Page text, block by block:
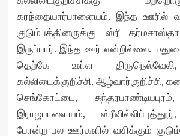
கரந்தையார்பாளையம். இந்த ஊரில்
குடும்பத்தினருக்கு ஸ்ரீ
இருப்பார். இந்த ஊர் என்றில்லை.
தெற்கே உள்ள திருநெல்வேலி,
கல்லிடைக்குறிச்சி, ஆழ்வார்குறிச்சி,
செங்கோட்டை,
இராஜபாளையம், ஸ்ரீவில்லிப்புத்தூர்,
போன்ற பல ஊர்களில் வசிக்கும்